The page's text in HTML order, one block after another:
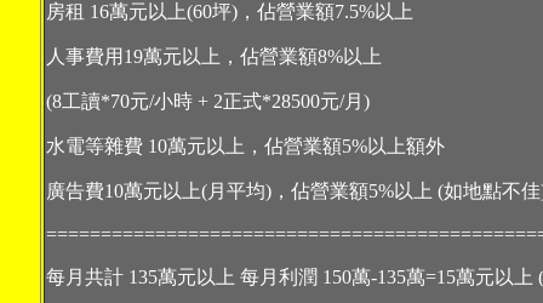
房租 16萬元以上(60坪) ，佔營業額7.5%以上
人事費用 19萬元以上，佔營業額8%以上
(8工讀*70元/小時 + 2正式*28500元/月 )
水電等雜費 10萬元以上，佔營業額5%以上額外
廣告費10萬元以上(月平均) ，佔營業額5%以上 (如地點不佳
每月共計 135萬元以上 每月利潤 150萬-135萬=15萬元以上 (